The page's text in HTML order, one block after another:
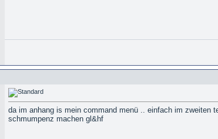
da im anhang is mein command menü .. einfach im zweiten
schmumpenz machen gl&hf